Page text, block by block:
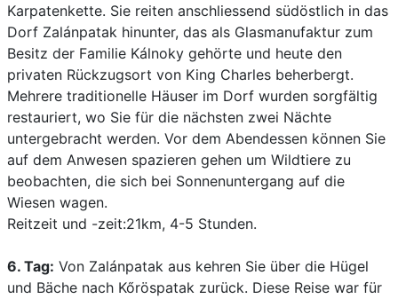
Karpatenkette. Sie reiten anschliessend südöstlich in das
Dorf Zalánpatak hinunter, das als Glasmanufaktur zum
Besitz der Familie Kálnoky gehörte und heute den
privaten Rückzugsort von King Charles beherbergt.
Mehrere traditionelle Häuser im Dorf wurden sorgfältig
restauriert, wo Sie für die nächsten zwei Nächte
untergebracht werden. Vor dem Abendessen können Sie
auf dem Anwesen spazieren gehen um Wildtiere zu
beobachten, die sich bei Sonnenuntergang auf die
Wiesen wagen.
Reitzeit und -zeit:21km, 4-5 Stunden.
6. Tag: Von Zalánpatak aus kehren Sie über die Hügel
und Bäche nach Kőröspatak zurück. Diese Reise war für